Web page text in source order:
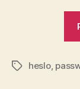
Značky
heslo,